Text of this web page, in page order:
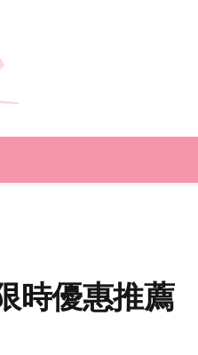
時優惠推薦